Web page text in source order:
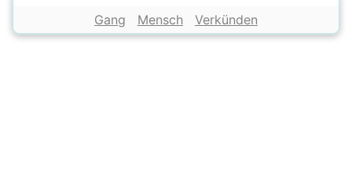
Gang Mensch Verkünden